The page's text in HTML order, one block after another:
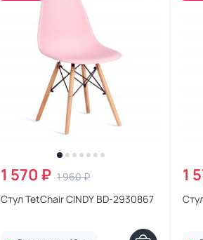
1 570 ₽ 1 960 ₽
Стул TetChair CINDY BD-2930867
1